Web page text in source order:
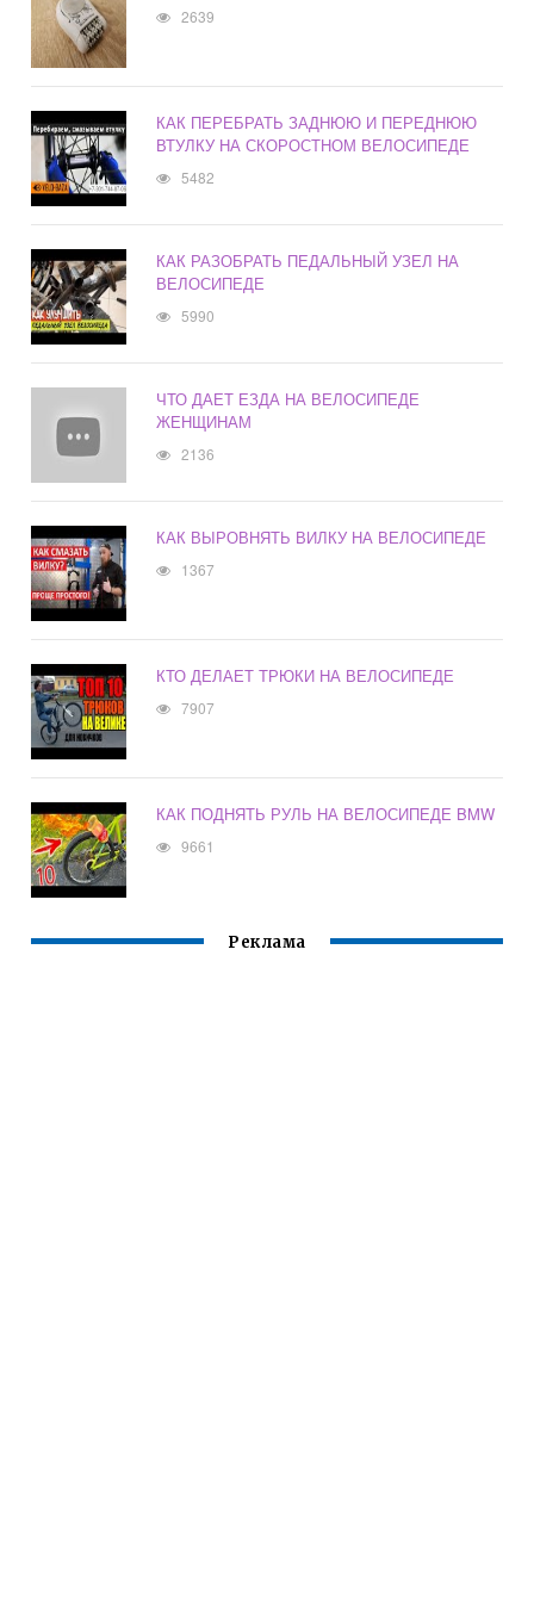
2639
КАК ПЕРЕБРАТЬ ЗАДНЮЮ И ПЕРЕДНЮЮ
ВТУЛКУ НА СКОРОСТНОМ ВЕЛОСИПЕДЕ
5482
КАК РАЗОБРАТЬ ПЕДАЛЬНЫЙ УЗЕЛ НА
ВЕЛОСИПЕДЕ
5990
ЧТО ДАЕТ ЕЗДА НА ВЕЛОСИПЕДЕ
ЖЕНЩИНАМ
2136
КАК ВЫРОВНЯТЬ ВИЛКУ НА ВЕЛОСИПЕДЕ
1367
КТО ДЕЛАЕТ ТРЮКИ НА ВЕЛОСИПЕДЕ
7907
КАК ПОДНЯТЬ РУЛЬ НА ВЕЛОСИПЕДЕ BMW
9661
Реклама